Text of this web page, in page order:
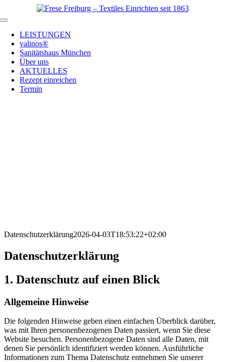
Inhalt
Toggle
NavigationLEISTUNGEN
valinos®
Sanitätshaus München
Über uns
AKTUELLES
Rezept einreichen
Termin
Datenschutzerklärung2026-04-03T18:53:22+02:00
Datenschutz­erklärung
1. Datenschutz auf einen Blick
Allgemeine Hinweise
Die folgenden Hinweise geben einen einfachen Überblick darüber,
was mit Ihren personenbezogenen Daten passiert, wenn Sie diese
Website besuchen. Personenbezogene Daten sind alle Daten, mit
denen Sie persönlich identifiziert werden können. Ausführliche
Informationen zum Thema Datenschutz entnehmen Sie unserer